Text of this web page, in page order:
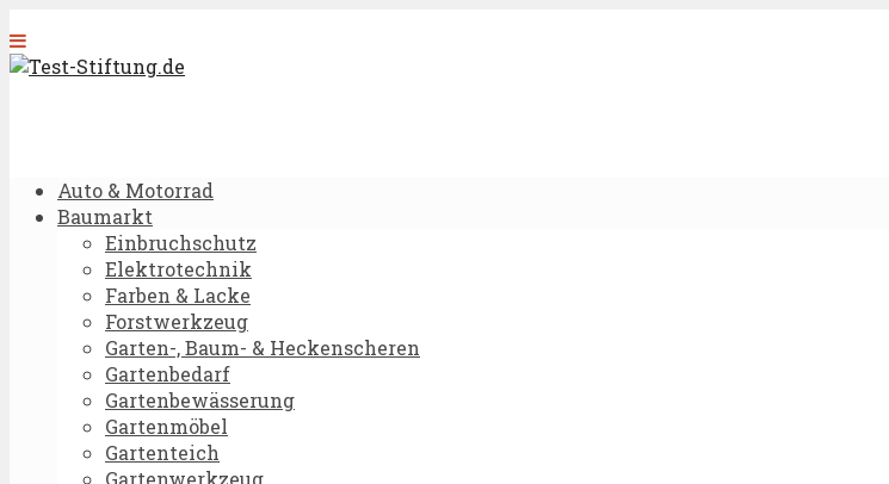
Auto & Motorrad
Baumarkt
Einbruchschutz
Elektrotechnik
Farben & Lacke
Forstwerkzeug
Garten-, Baum- & Heckenscheren
Gartenbedarf
Gartenbewässerung
Gartenmöbel
Gartenteich
Gartenwerkzeug